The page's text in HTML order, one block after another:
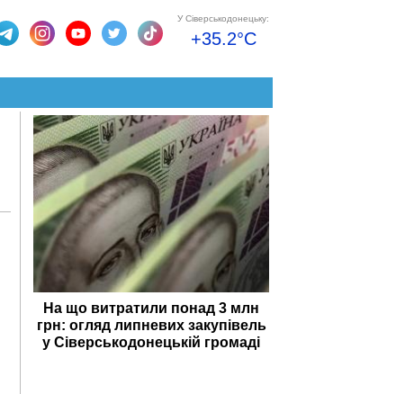
У Сіверськодонецьку:
+35.2°C
На що витратили понад 3 млн
грн: огляд липневих закупівель
у Сіверськодонецькій громаді